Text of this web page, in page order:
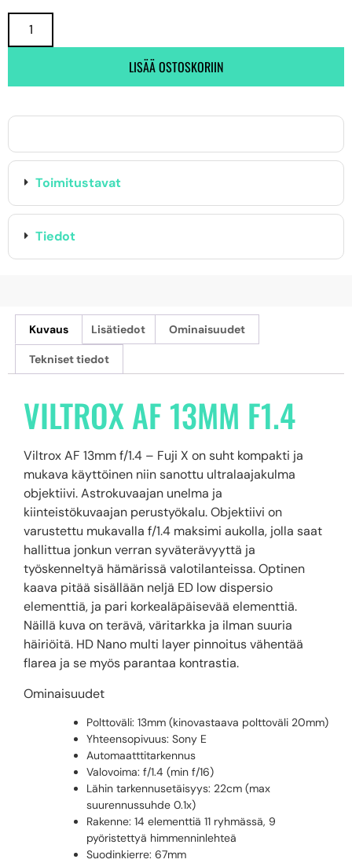
LISÄÄ OSTOSKORIIN
Toimitustavat
Tiedot
Kuvaus Lisätiedot Ominaisuudet
Tekniset tiedot
VILTROX AF 13MM F1.4
Viltrox AF 13mm f/1.4 – Fuji X on suht kompakti ja
mukava käyttöinen niin sanottu ultralaajakulma
objektiivi. Astrokuvaajan unelma ja
kiinteistökuvaajan perustyökalu. Objektiivi on
varustettu mukavalla f/1.4 maksimi aukolla, jolla saat
hallittua jonkun verran syväterävyyttä ja
työskenneltyä hämärissä valotilanteissa. Optinen
kaava pitää sisällään neljä ED low dispersio
elementtiä, ja pari korkealäpäisevää elementtiä.
Näillä kuva on terävä, väritarkka ja ilman suuria
häiriöitä. HD Nano multi layer pinnoitus vähentää
flarea ja se myös parantaa kontrastia.
Ominaisuudet
Polttoväli: 13mm (kinovastaava polttoväli 20mm)
Yhteensopivuus: Sony E
Automaatttitarkennus
Valovoima: f/1.4 (min f/16)
Lähin tarkennusetäisyys: 22cm (max
suurennussuhde 0.1x)
Rakenne: 14 elementtiä 11 ryhmässä, 9
pyöristettyä himmenninlehteä
Suodinkierre: 67mm